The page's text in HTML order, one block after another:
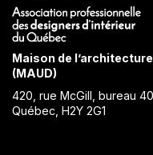
Maison de
(MAUD)
420, rue McGill, bureau
Québec, H2Y 2G1